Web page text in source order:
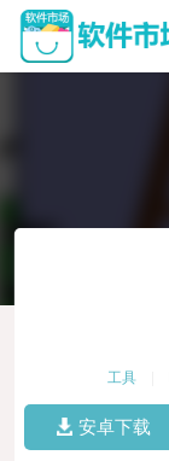
工具
安卓下载